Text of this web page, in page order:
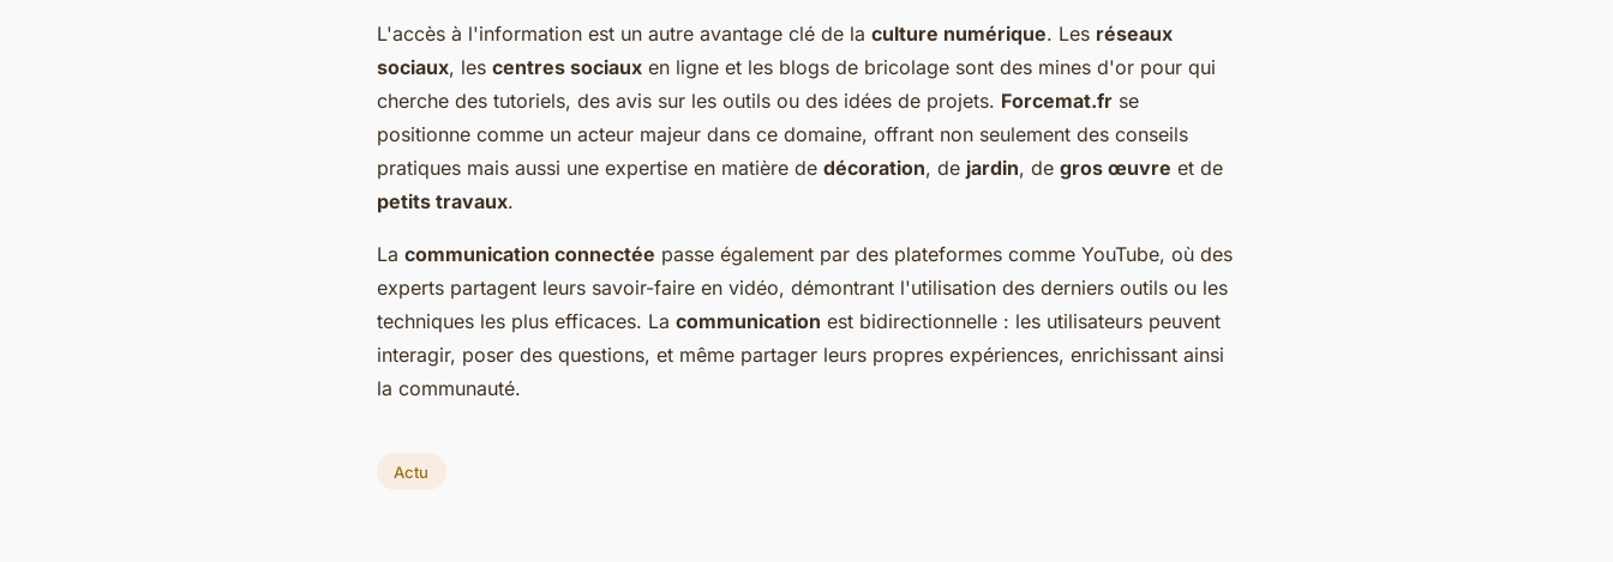
L'accès à l'information est un autre avantage clé de la culture numérique. Les réseaux
sociaux, les centres sociaux en ligne et les blogs de bricolage sont des mines d'or pour qui
cherche des tutoriels, des avis sur les outils ou des idées de projets. Forcemat.fr se
positionne comme un acteur majeur dans ce domaine, offrant non seulement des conseils
pratiques mais aussi une expertise en matière de décoration, de jardin, de gros œuvre et de
petits travaux.
La communication connectée passe également par des plateformes comme YouTube, où des
experts partagent leurs savoir-faire en vidéo, démontrant l'utilisation des derniers outils ou les
techniques les plus efficaces. La communication est bidirectionnelle : les utilisateurs peuvent
interagir, poser des questions, et même partager leurs propres expériences, enrichissant ainsi
la communauté.
Actu